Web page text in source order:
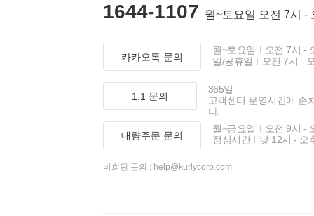
1644-1107 월~토요일 오전 7시 -
카카오톡 문의
월~토요일
오전 7시 -
일/공휴일
오전 7시 -
1:1 문의
365일
고객센터 운영시간에 순
다.
대량주문 문의
월~금요일
오전 9시 -
점심시간
낮 12시 - 오
비회원 문의 : help@kurlycorp.com